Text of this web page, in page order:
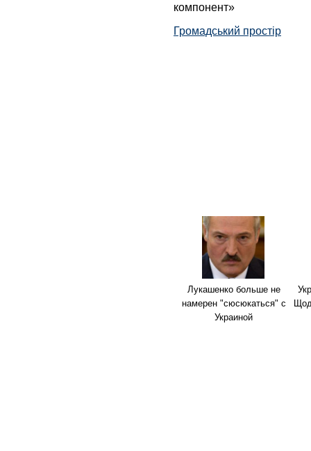
компонент»
Громадський простір
Лукашенко больше не
намерен "сюсюкаться" с
Украиной